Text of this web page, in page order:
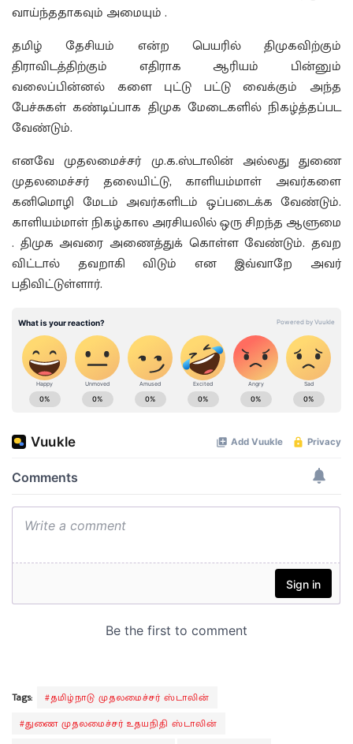
வாய்ந்ததாகவும் அமையும் .
தமிழ் தேசியம் என்ற பெயரில் திமுகவிற்கும்
திராவிடத்திற்கும் எதிராக ஆரியம் பின்னும்
வலைப்பின்னல் களை புட்டு பட்டு வைக்கும் அந்த
பேச்சுகள் கண்டிப்பாக திமுக மேடைகளில் நிகழ்த்தப்பட
வேண்டும்.
எனவே முதலமைச்சர் மு.க.ஸ்டாலின் அல்லது துணை
முதலமைச்சர் தலையிட்டு, காளியம்மாள் அவர்களை
கனிமொழி மேடம் அவர்களிடம் ஒப்படைக்க வேண்டும்.
காளியம்மாள் நிகழ்கால அரசியலில் ஒரு சிறந்த ஆளுமை
. திமுக அவரை அணைத்துக் கொள்ள வேண்டும். தவற
விட்டால் தவறாகி விடும் என இவ்வாறே அவர்
பதிவிட்டுள்ளார்.
Tags:
#தமிழ்நாடு முதலமைச்சர் ஸ்டாலின்
#துணை முதலமைச்சர் உதயநிதி ஸ்டாலின்